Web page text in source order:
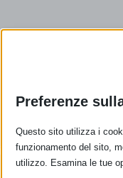
Preferenze
Questo sito utilizza i
funzionamento del sito,
utilizzo. Esamina le tue